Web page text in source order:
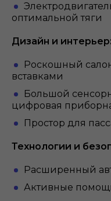
оптимальной тяги
Дизайн и интерьер:
Роскошный
вставками
Большой
цифровая
Простор для
Технологии и
Расширенный
Активные